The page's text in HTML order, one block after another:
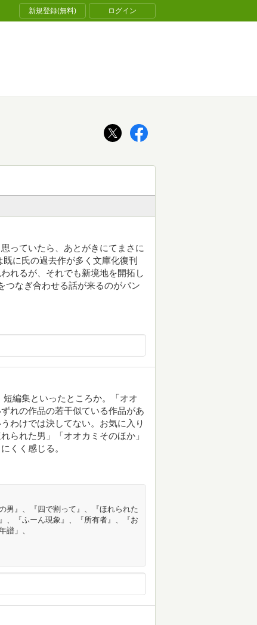
新規登録(無料) ログイン
っていたら、あとがきにてまさに
に氏の過去作が多く文庫化復刊
れるが、それでも新境地を開拓し
つなぎ合わせる話が来るのがパン
編集といったところか。「オオ
れの作品の若干似ている作品があ
わけでは決してない。お気に入り
られた男」「オオカミそのほか」
くく感じる。
男』、『四で割って』、『ほれられた
、『ふーん現象』、『所有者』、『お
譜」、